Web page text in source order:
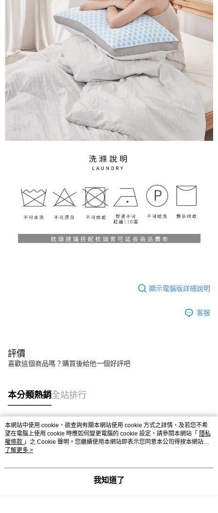
顯示電腦版詳細說明
客服
評價
喜歡這個商品嗎？購買後給他一個好評吧
本分類熱銷全站排行
熱門標籤
本網站中使用 cookie，欲查詢有關本網站使用 cookie 方式之詳情，及若您不希
望在電腦上使用 cookie 時應如何變更電腦的 cookie 設定，請參閱本網站「 隱私
權條款 」之 Cookie 聲明。您繼續使用本網站即表示您同意本公司得按本網站使
用條款之 Cookie 聲明使用 cookie。
了解更多 >
我知道了